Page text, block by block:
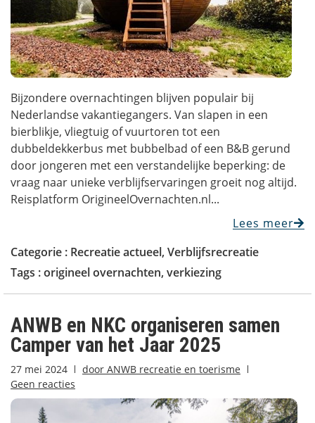
Bijzondere overnachtingen blijven populair bij
Nederlandse vakantiegangers. Van slapen in een
bierblikje, vliegtuig of vuurtoren tot een
dubbeldekkerbus met bubbelbad of een B&B gerund
door jongeren met een verstandelijke beperking: de
vraag naar unieke verblijfservaringen groeit nog altijd.
Reisplatform OrigineelOvernachten.nl...
Lees meer
Categorie : Recreatie actueel, Verblijfsrecreatie
Tags :origineel overnachten, verkiezing
ANWB en NKC organiseren samen
Camper van het Jaar 2025
27 mei 2024 door ANWB recreatie en toerisme
Geen reacties